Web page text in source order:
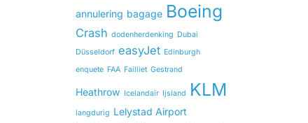
annulering bagage Boeing
Crash dodenherdenking Dubai
Düsseldorf easyJet Edinburgh
enquete FAA Failliet Gestrand
Heathrow Icelandair Ijsland KLM
langdurig Lelystad Airport